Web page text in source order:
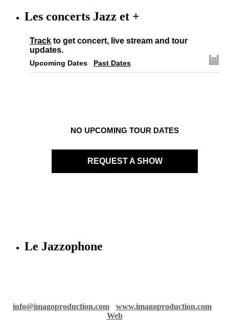
Les concerts Jazz et +
Track to get concert, live stream and tour
updates.
Upcoming Dates Past Dates
NO UPCOMING TOUR DATES
REQUEST A SHOW
Le Jazzophone
info@imagoproduction.com
www.imagoproduction.com
Web